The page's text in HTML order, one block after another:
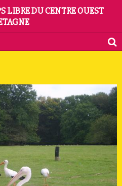
LIBRE DU CENTRE OUEST